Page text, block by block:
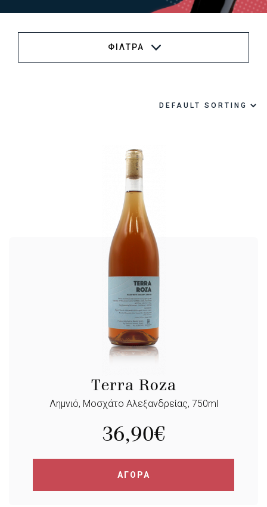
ΦΙΛΤΡΑ
Terra Roza
Λημνιό, Μοσχάτο Αλεξανδρείας, 750ml
36,90€
ΑΓΟΡΑ